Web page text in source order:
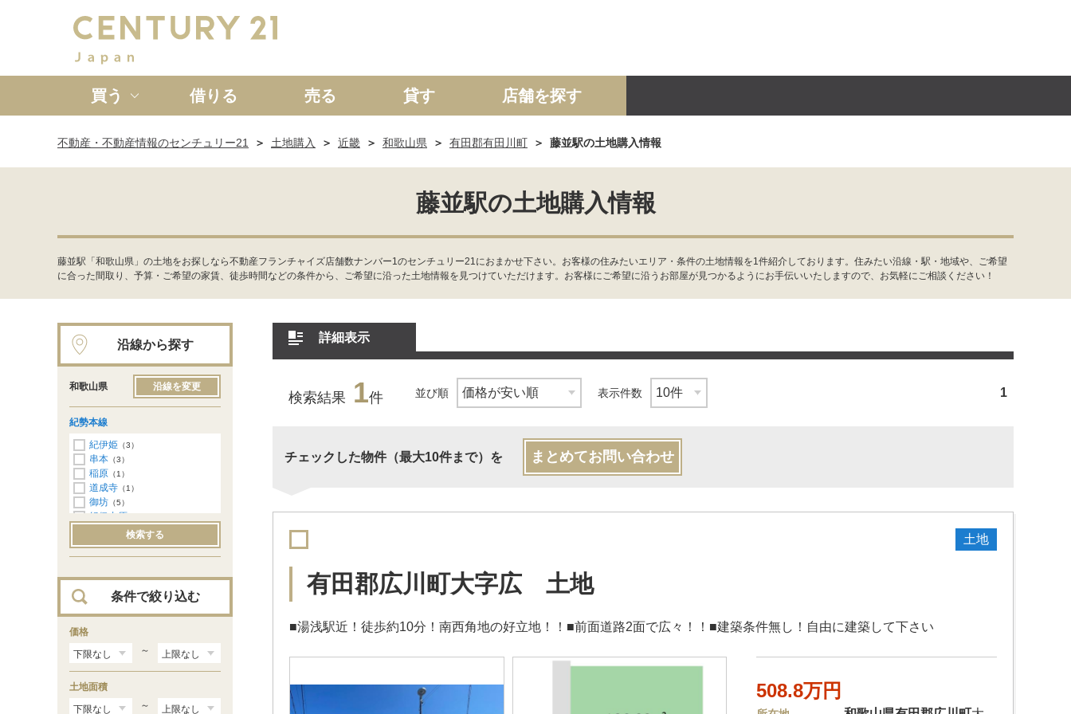
買う
新築一戸建て 中古一戸建て マンション 土地 事業投資用
借りる 売る 貸す 店舗を探す
不動産・不動産情報のセンチュリー21 土地購入 近畿 和歌山県 有田郡有田川町 藤並駅の土地購入情報
藤並駅の土地購入情報
藤並駅「和歌山県」の土地をお探しなら不動産フランチャイズ店舗数ナンバー1のセンチュリー21におまかせ下さい。お客様の住みたいエリア・条件の土地情報を1件紹介しております。住みたい沿線・駅・地域や、ご希望
に合った間取り、予算・ご希望の家賃、徒歩時間などの条件から、ご希望に沿った土地情報を見つけていただけます。お客様にご希望に沿うお部屋が見つかるようにお手伝いいたしますので、お気軽にご相談ください！
詳細表示
検索結果 1件 並び順 表示件数 1
チェックした物件（最大10件まで）を まとめてお問い合わせ
土地
有田郡広川町大字広 土地
■湯浅駅近！徒歩約10分！南西角地の好立地！！■前面道路2面で広々！！■建築条件無し！自由に建築して下さい
508.8万円
沿線から探す
和歌山県 沿線を変更
紀勢本線
紀伊姫 （3）
串本 （3）
稲原 （1）
道成寺 （1）
御坊 （5）
紀伊内原
広川ビーチ（1）
湯浅（1）
藤並（1）
（13）
加茂郷（16）
冷水浦（28）
黒江（61）
紀三井寺
宮前（120）
和歌山
紀和
検索する
条件で絞り込む
価格
～
土地面積
～